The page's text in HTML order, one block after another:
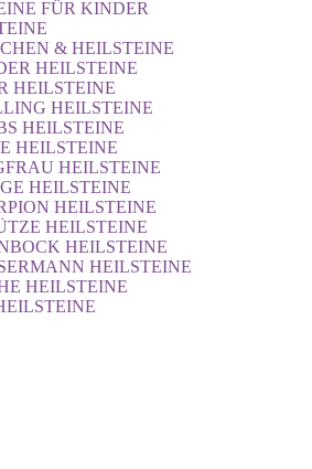
FÜR KINDER
& HEILSTEINE
HEILSTEINE
HEILSTEINE
HEILSTEINE
HEILSTEINE
HEILSTEINE
HEILSTEINE
HEILSTEINE
HEILSTEINE
HEILSTEINE
HEILSTEINE
HEILSTEINE
HEILSTEINE